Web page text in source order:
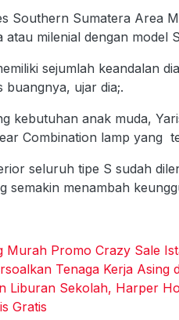
Southern Sumatera Area
atau milenial dengan model
sejumlah keandalan
buangnya, ujar dia;.
kebutuhan anak muda,
Combination lamp yang
seluruh tipe S sudah
semakin menambah
Murah Promo Crazy Sale
Tenaga Kerja Asing
Liburan Sekolah, Harper
Gratis